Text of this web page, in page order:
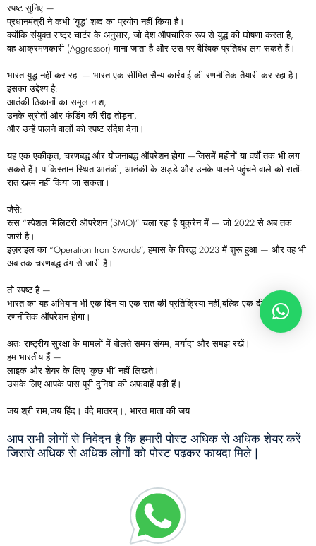
स्पष्ट सुनिए —
प्रधानमंत्री ने कभी ‘युद्ध’ शब्द का प्रयोग नहीं किया है।
क्योंकि संयुक्त राष्ट्र चार्टर के अनुसार, जो देश औपचारिक रूप से युद्ध की घोषणा करता है,
वह आक्रमणकारी (Aggressor) माना जाता है और उस पर वैश्विक प्रतिबंध लग सकते हैं।
भारत युद्ध नहीं कर रहा — भारत एक सीमित सैन्य कार्रवाई की रणनीतिक तैयारी कर रहा है।
इसका उद्देश्य है:
आतंकी ठिकानों का समूल नाश,
उनके स्रोतों और फंडिंग की रीढ़ तोड़ना,
और उन्हें पालने वालों को स्पष्ट संदेश देना।
यह एक एकीकृत, चरणबद्ध और योजनाबद्ध ऑपरेशन होगा —जिसमें महीनों या वर्षों तक भी लग
सकते हैं। पाकिस्तान स्थित आतंकी, आतंकी के अड्डे और उनके पालने पहुंचने वाले को रातों-
रात खत्म नहीं किया जा सकता।
जैसे:
रूस “स्पेशल मिलिटरी ऑपरेशन (SMO)” चला रहा है यूक्रेन में — जो 2022 से अब तक
जारी है।
इज़राइल का “Operation Iron Swords”, हमास के विरुद्ध 2023 में शुरू हुआ — और वह भी
अब तक चरणबद्ध ढंग से जारी है।
तो स्पष्ट है —
भारत का यह अभियान भी एक दिन या एक रात की प्रतिक्रिया नहीं,बल्कि एक दीर्घकालिक
रणनीतिक ऑपरेशन होगा।
अतः राष्ट्रीय सुरक्षा के मामलों में बोलते समय संयम, मर्यादा और समझ रखें।
हम भारतीय हैं —
लाइक और शेयर के लिए ‘कुछ भी’ नहीं लिखते।
उसके लिए आपके पास पूरी दुनिया की अफवाहें पड़ी हैं।
जय श्री राम,जय हिंद। वंदे मातरम्।, भारत माता की जय
आप सभी लोगों से निवेदन है कि हमारी पोस्ट अधिक से अधिक शेयर करें
जिससे अधिक से अधिक लोगों को पोस्ट पढ़कर फायदा मिले |